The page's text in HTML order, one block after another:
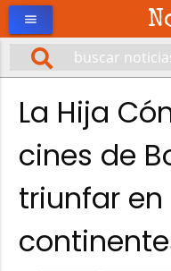
menu
La Hija
cines de
triunfar en